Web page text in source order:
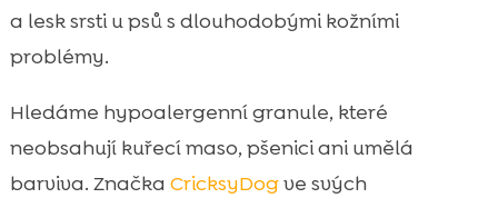
a lesk srsti u psů s dlouhodobými kožními
problémy.
Hledáme hypoalergenní granule, které
neobsahují kuřecí maso, pšenici ani umělá
barviva. Značka CricksyDogve svých